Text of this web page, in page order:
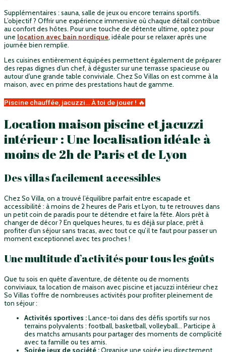
Supplémentaires : sauna, salle de jeux ou encore terrains sportifs.
L’objectif ? Offrir une expérience immersive où chaque détail contribue
au confort des hôtes. Pour une touche de détente ultime, optez pour
une location avec bain nordique, idéale pour se relaxer après une
journée bien remplie.
Les cuisines entièrement équipées permettent également de préparer
des repas dignes d’un chef, à déguster sur une terrasse spacieuse ou
autour d’une grande table conviviale. Chez So Villas on est comme à la
maison, avec en prime des prestations haut de gamme.
Piscine chauffée, jacuzzi… À toi de jouer ! 🔥
Location maison piscine et jacuzzi
intérieur : Une localisation idéale à
moins de 2h de Paris et de Lyon
Des villas facilement accessibles
Chez So Villa, on a trouvé l’équilibre parfait entre escapade et
accessibilité : à moins de 2 heures de Paris et Lyon, tu te retrouves dans
un petit coin de paradis pour te détendre et faire la fête. Alors prêt à
changer de décor ? En quelques heures, tu es déjà sur place, prêt à
profiter d’un séjour sans tracas, avec tout ce qu’il te faut pour passer un
moment exceptionnel avec tes proches !
Une multitude d’activités pour tous les goûts
Que tu sois en quête d’aventure, de détente ou de moments
conviviaux, ta location de maison avec piscine et jacuzzi intérieur chez
So Villas t’offre de nombreuses activités pour profiter pleinement de
ton séjour :
Activités sportives :Lance-toi dans des défis sportifs sur nos
terrains polyvalents : football, basketball, volleyball… Participe à
des matchs amusants pour partager des moments de complicité
avec ta famille ou tes amis.
Soirée jeux de société :Organise une soirée jeu directement